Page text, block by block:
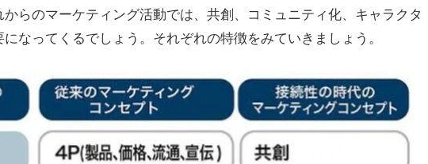
らのマーケティング活動では、共創、コミュニティ化、キャラクタ
なってくるでしょう。それぞれの特徴をみていきましょう。